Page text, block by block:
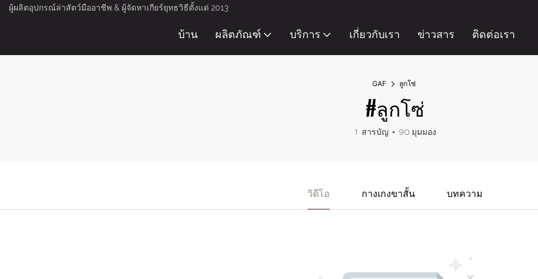
ผู้ผลิตอุปกรณ์ล่าสัตว์มืออาชีพ & ผู้จัดหาเกียร์ยุทธวิธีตั้งแต่ 2013
บ้าน ผลิตภัณฑ์ บริการ เกี่ยวกับเรา ข่าวสาร ติดต่อเรา
GAF ลูกโซ่
#ลูกโซ่
1 สารบัญ 90 มุมมอง
วิดีโอ กางเกงขาสั้น บทความ